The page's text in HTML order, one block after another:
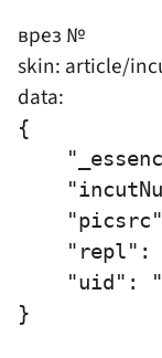
врез №
skin: article/
data:
{
"repl":
"uid":